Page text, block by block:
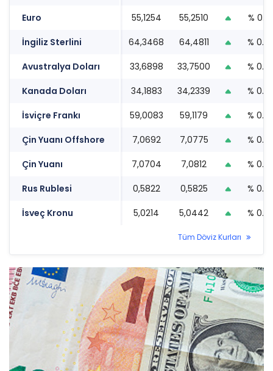
Euro
55,1254 55,2510
%
İngiliz Sterlini
64,3468 64,4811
%
Avustralya Doları
33,6898 33,7500
%
Kanada Doları
34,1883 34,2339
%
İsviçre Frankı
59,0083 59,1179
%
Çin Yuanı Offshore
7,0692 7,0775
%
Çin Yuanı
7,0704 7,0812
%
Rus Rublesi
0,5822 0,5825
%
İsveç Kronu
5,0214 5,0442 %
Tüm Döviz Kurları